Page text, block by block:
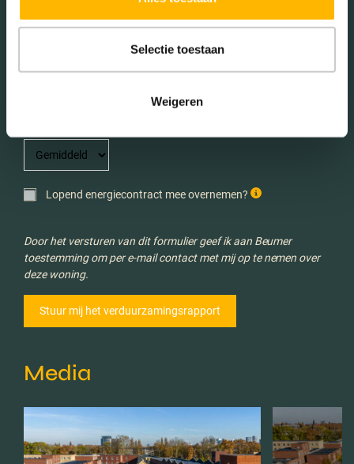
Selectie toestaan
Weigeren
Aantal personen in huishouden *
Lopend energiecontract mee overnemen?
Door het versturen van dit formulier geef ik aan Beumer
toestemming om per e-mail contact met mij op te nemen over
deze woning.
Media